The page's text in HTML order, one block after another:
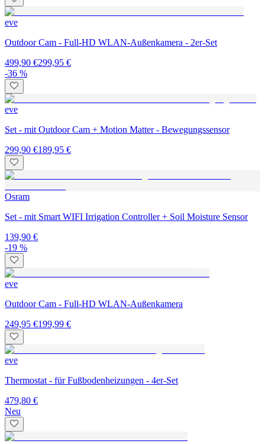
eve
Outdoor Cam - Full-HD WLAN-Außenkamera - 2er-Set
499,90 €299,95 €
-36 %
eve
Set - mit Outdoor Cam + Motion Matter - Bewegungssensor
299,90 €189,95 €
Osram
Set - mit Smart WIFI Irrigation Controller + Soil Moisture Sensor
139,90 €
-19 %
eve
Outdoor Cam - Full-HD WLAN-Außenkamera
249,95 €199,99 €
eve
Thermostat - für Fußbodenheizungen - 4er-Set
479,80 €
Neu